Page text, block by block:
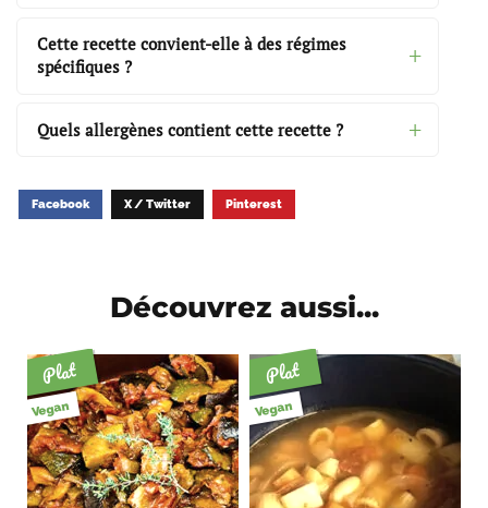
Cette recette convient-elle à des régimes
spécifiques ?
Quels allergènes contient cette recette ?
Facebook X / Twitter Pinterest
Découvrez aussi...
Plat
Vegan
Plat
Vegan